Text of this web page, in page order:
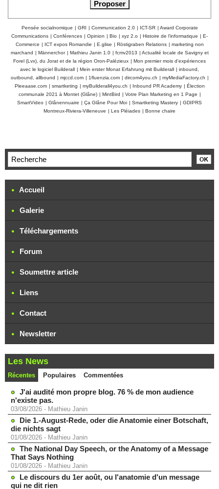
Pensée socialnomique | GRI | Communication 2.0 | ICT-SR | Award Corporate
Communications | Conférences | Opinion | Bio | xyz 2.o | Histoire de l'informatique | E-
Commerce | ICT expos Romandie | E.glise | Röstigraben Relations | marketing non
marchand | Männerchor | Mathieu Janin 1.0 | fcmv2013 | Actualité locale de Savigny et
Forel (Lvx), du Jorat et de la région Oron-Palézieux | Mon premier mois d'expériences
avec le logiciel Builderall | Mein erster Monat Erfahrung mit Builderall | inbound,
outbound, allbound | mjccd.com | 1fluenzia.com | dircom4you.ch | myMediaFactory.ch |
Pleeaase.com | smartketing | myBuilderall4you.ch | Inbound PR Academy | Élection
communale 2021 à Montet (Glâne) | MintBird | Votre Plan Marketing en 1 Page |
SmartVideo | Glânennuaire | Ça Glâne Pour Moi | Smartketing Mastery | GDIPRS
Montreux-Riviera-Villeneuve | Les Pléiades | Bonne chaire
Accueil
Galerie
Téléchargements
Forum
Soumettre article
Liens
Contact
Newsletter
Les News
Récentes Populaires Commentées
J'ai audité mon propre blog. 76 % de mon audience
n'existe pas.
03/08/2026 - Mathieu Janin
Die 1.-August-Rede, oder die Anatomie einer Botschaft,
die nichts sagt
01/08/2026 - Mathieu Janin
The National Day Speech, or the Anatomy of a Message
That Says Nothing
01/08/2026 - Mathieu Janin
Le discours du 1er août, ou l'anatomie d'un message
qui ne dit rien